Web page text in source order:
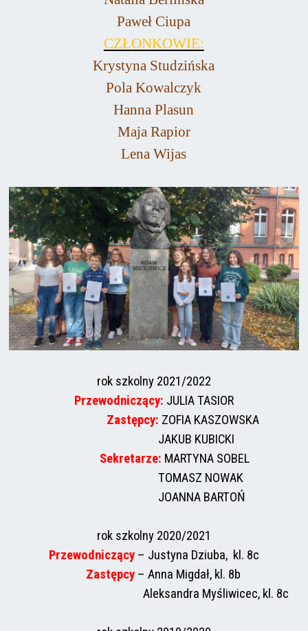
Paweł Ciupa
CZŁONKOWIE:
Krystyna Studzińska
Pola Kowalczyk
Hanna Plasun
Maja Rapior
Lena Wijas
rok szkolny 2021/2022
Przewodniczący: JULIA TASIOR
Zastępcy: ZOFIA KASZOWSKA
JAKUB KUBICKI
Sekretarze: MARTYNA SOBEL
TOMASZ NOWAK
JOANNA BARTOŃ
rok szkolny 2020/2021
Przewodniczący – Justyna Dziuba, kl. 8c
Zastępcy – Anna Migdał, kl. 8b
Aleksandra Myśliwicec, kl. 8c